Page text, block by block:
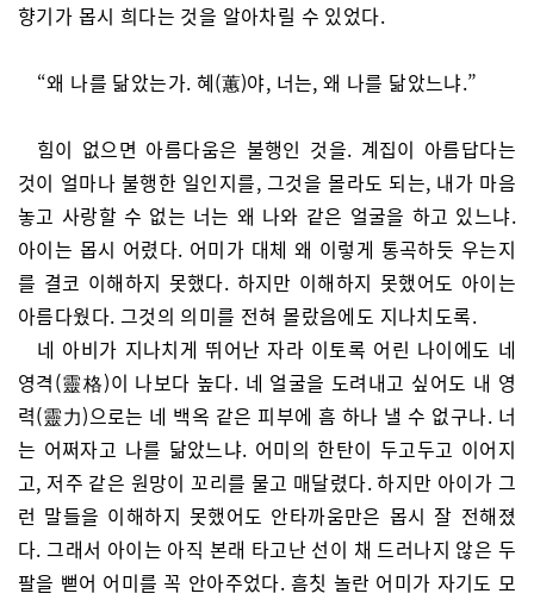
향기가 몹시 희다는 것을 알아차릴 수 있었다.
“왜 나를 닮았는가. 혜(蕙)야, 너는, 왜 나를 닮았느냐.”
힘이 없으면 아름다움은 불행인 것을. 계집이 아름답다는
것이 얼마나 불행한 일인지를, 그것을 몰라도 되는, 내가 마음
놓고 사랑할 수 없는 너는 왜 나와 같은 얼굴을 하고 있느냐.
아이는 몹시 어렸다. 어미가 대체 왜 이렇게 통곡하듯 우는지
를 결코 이해하지 못했다. 하지만 이해하지 못했어도 아이는
아름다웠다. 그것의 의미를 전혀 몰랐음에도 지나치도록.
네 아비가 지나치게 뛰어난 자라 이토록 어린 나이에도 네
영격(靈格)이 나보다 높다. 네 얼굴을 도려내고 싶어도 내 영
력(靈力)으로는 네 백옥 같은 피부에 흠 하나 낼 수 없구나. 너
는 어쩌자고 나를 닮았느냐. 어미의 한탄이 두고두고 이어지
고, 저주 같은 원망이 꼬리를 물고 매달렸다. 하지만 아이가 그
런 말들을 이해하지 못했어도 안타까움만은 몹시 잘 전해졌
다. 그래서 아이는 아직 본래 타고난 선이 채 드러나지 않은 두
팔을 뻗어 어미를 꼭 안아주었다. 흠칫 놀란 어미가 자기도 모